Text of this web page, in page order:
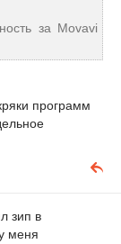
за Movavi
программ
зип в
меня